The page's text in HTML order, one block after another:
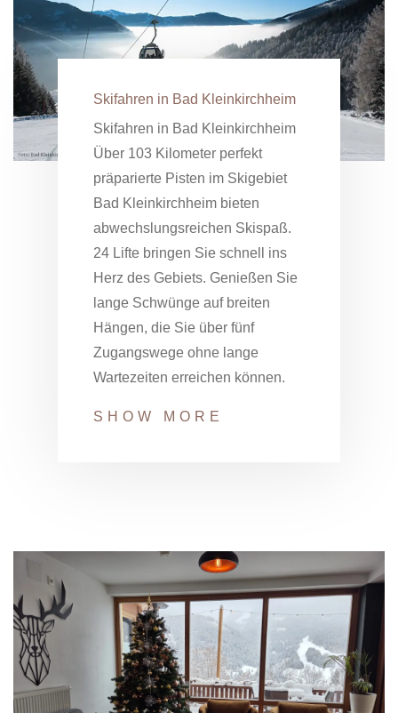
Skifahren in Bad Kleinkirchheim
Skifahren in Bad Kleinkirchheim
Über 103 Kilometer perfekt
präparierte Pisten im Skigebiet
Bad Kleinkirchheim bieten
abwechslungsreichen Skispaß.
24 Lifte bringen Sie schnell ins
Herz des Gebiets. Genießen Sie
lange Schwünge auf breiten
Hängen, die Sie über fünf
Zugangswege ohne lange
Wartezeiten erreichen können.
SHOW MORE